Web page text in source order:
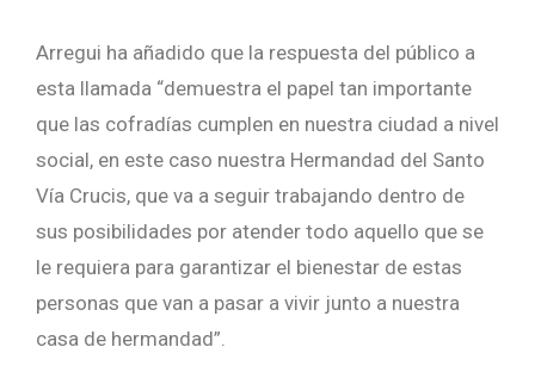
Arregui ha añadido que la respuesta del público a
esta llamada “demuestra el papel tan importante
que las cofradías cumplen en nuestra ciudad a nivel
social, en este caso nuestra Hermandad del Santo
Vía Crucis, que va a seguir trabajando dentro de
sus posibilidades por atender todo aquello que se
le requiera para garantizar el bienestar de estas
personas que van a pasar a vivir junto a nuestra
casa de hermandad”.